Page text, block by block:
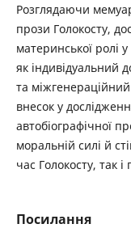
Розглядаючи
прози Голокосту,
материнської ролі
як індивідуальний
та
внесок у
автобіографічної
моральній силі й
час Голокосту, так і
Посилання